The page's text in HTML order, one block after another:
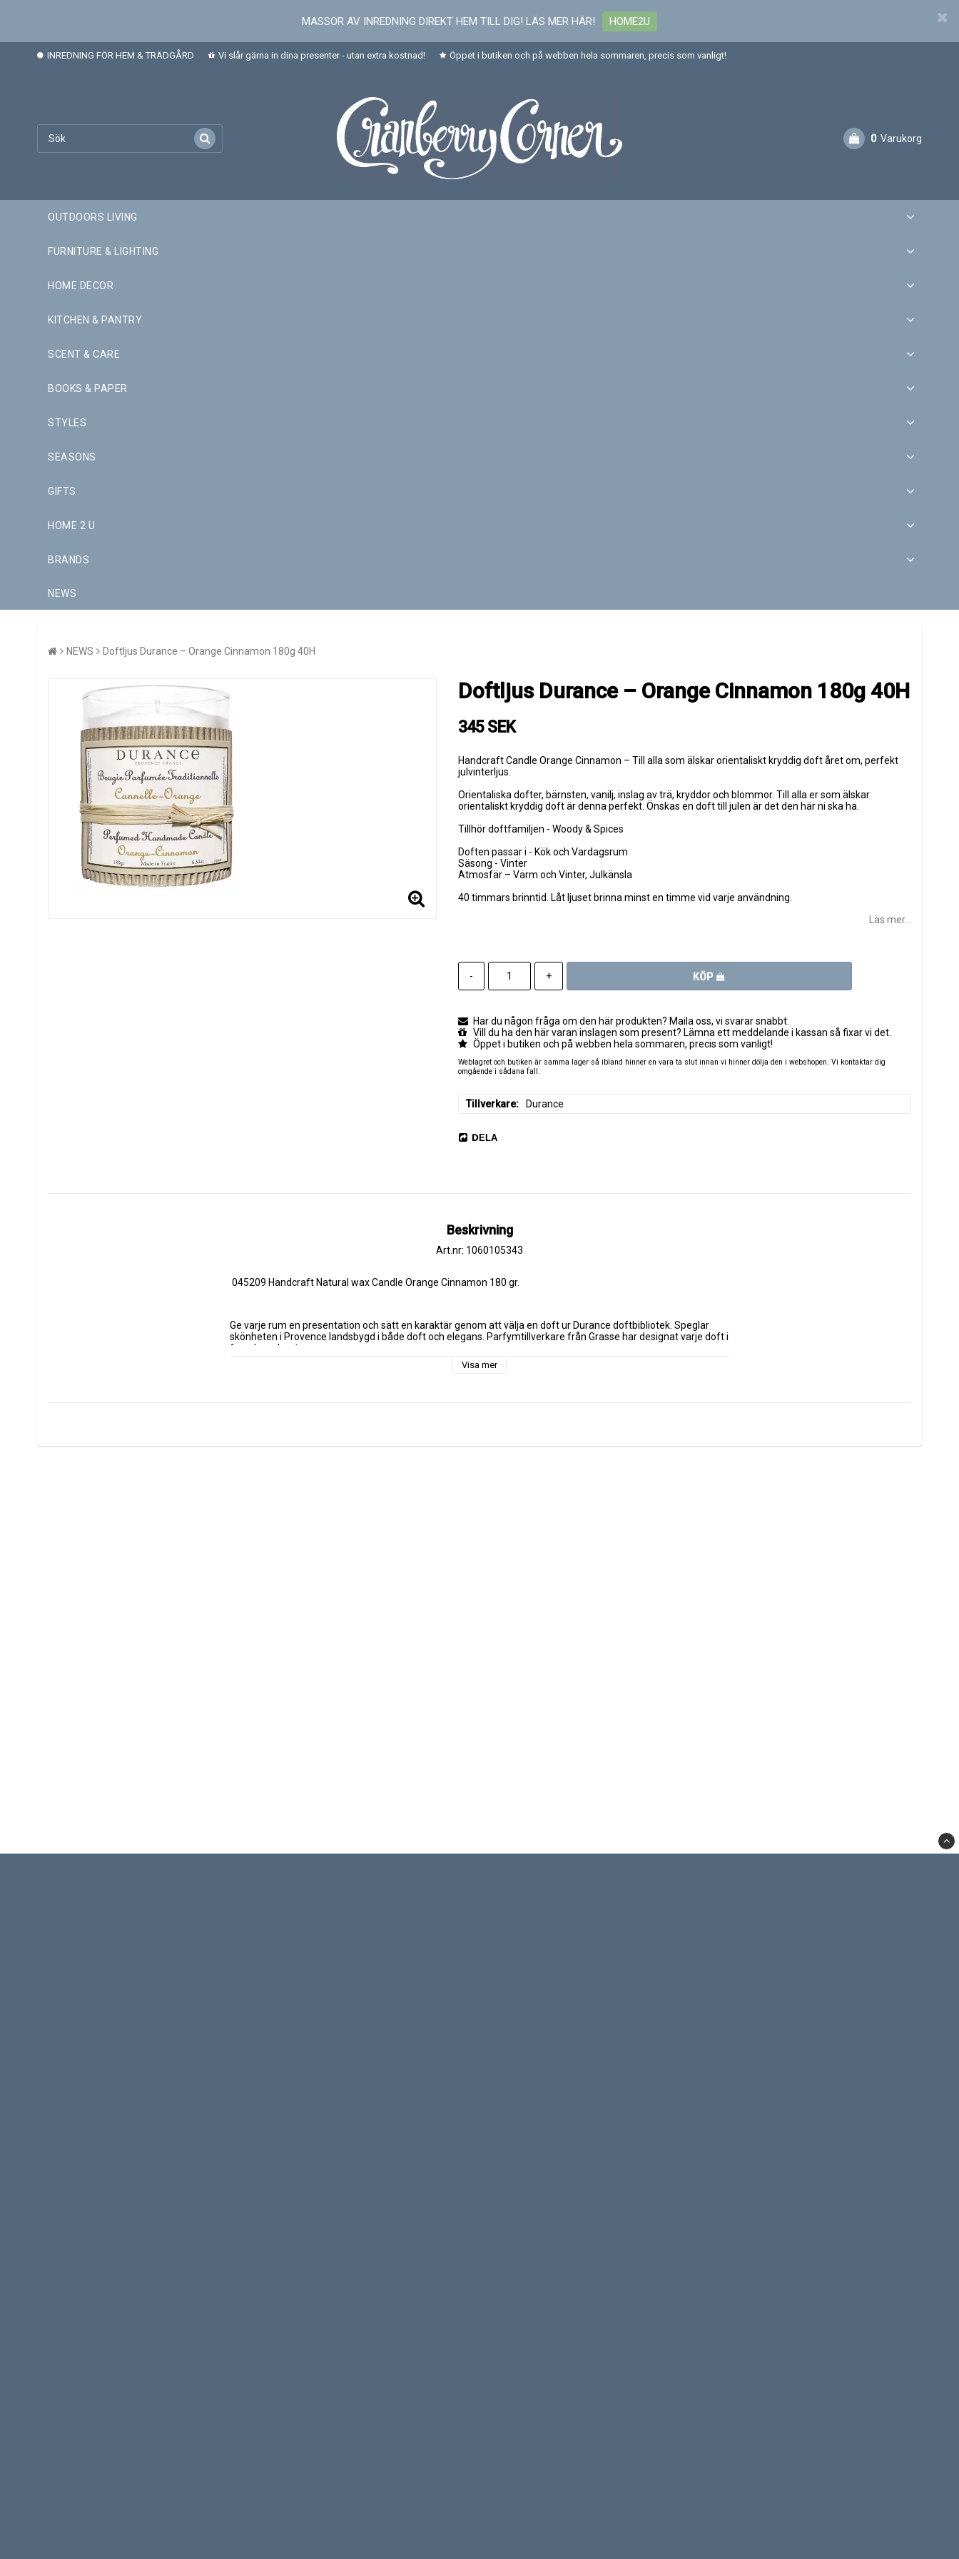
MASSOR AV INREDNING DIREKT HEM TILL DIG! LÄS MER HÄR! HOME2U
INREDNING FÖR HEM & TRÄDGÅRD Vi slår gärna in dina presenter - utan extra kostnad! Öppet i butiken och på webben hela sommaren, precis som vanligt!
0 Varukorg
OUTDOORS LIVING
FURNITURE & LIGHTING
HOME DECOR
KITCHEN & PANTRY
SCENT & CARE
BOOKS & PAPER
STYLES
SEASONS
GIFTS
HOME 2 U
BRANDS
NEWS
NEWS Doftljus Durance – Orange Cinnamon 180g 40H
Doftljus Durance – Orange Cinnamon 180g 40H
345 SEK
Handcraft Candle Orange Cinnamon – Till alla som älskar orientaliskt kryddig doft året om, perfekt
julvinterljus.
Orientaliska dofter, bärnsten, vanilj, inslag av trä, kryddor och blommor. Till alla er som älskar
orientaliskt kryddig doft är denna perfekt. Önskas en doft till julen är det den här ni ska ha.
Tillhör doftfamiljen - Woody & Spices
Doften passar i - Kök och Vardagsrum
Säsong - Vinter
Atmosfär – Varm och Vinter, Julkänsla
40 timmars brinntid. Låt ljuset brinna minst en timme vid varje användning.
Läs mer...
- + KÖP
Har du någon fråga om den här produkten? Maila oss, vi svarar snabbt.
Vill du ha den här varan inslagen som present? Lämna ett meddelande i kassan så fixar vi det.
Öppet i butiken och på webben hela sommaren, precis som vanligt!
Weblagret och butiken är samma lager så ibland hinner en vara ta slut innan vi hinner dölja den i webshopen. Vi kontaktar dig
omgående i sådana fall.
Tillverkare Durance
DELA
Beskrivning
Art.nr: 1060105343
045209 Handcraft Natural wax Candle Orange Cinnamon 180 gr.
Ge varje rum en presentation och sätt en karaktär genom att välja en doft ur Durance doftbibliotek. Speglar
skönheten i Provence landsbygd i både doft och elegans. Parfymtillverkare från Grasse har designat varje doft i
franska sobra toner.
Visa mer